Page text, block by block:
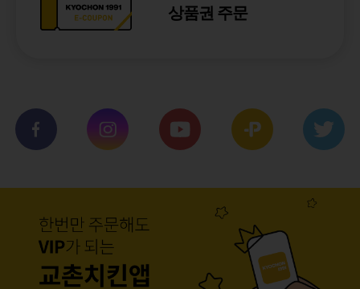
상품권 주문